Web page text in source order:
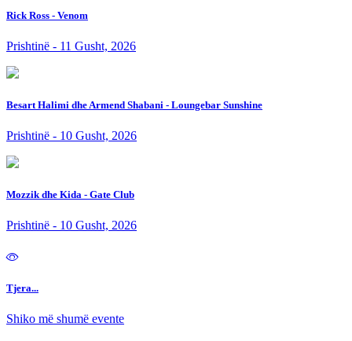
Rick Ross - Venom
Prishtinë - 11 Gusht, 2026
Besart Halimi dhe Armend Shabani - Loungebar Sunshine
Prishtinë - 10 Gusht, 2026
Mozzik dhe Kida - Gate Club
Prishtinë - 10 Gusht, 2026
Tjera...
Shiko më shumë evente